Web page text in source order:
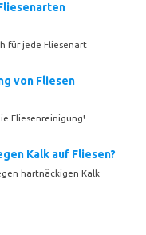
für jede Fliesenart
von Fliesen
Fliesenreinigung!
Kalk auf Fliesen?
hartnäckigen Kalk